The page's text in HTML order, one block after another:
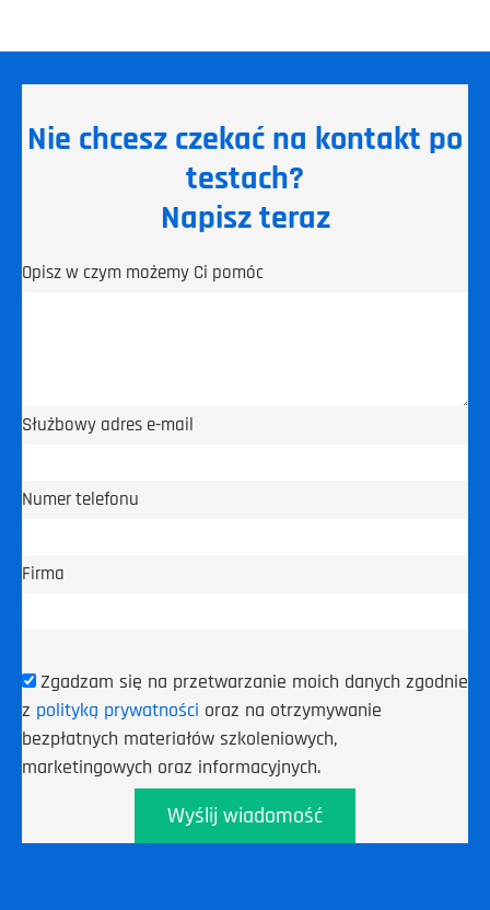
Nie chcesz czekać na kontakt po
testach?
Napisz teraz
Opisz w czym możemy Ci pomóc
Służbowy adres e-mail
Numer telefonu
Firma
Zgadzam się na przetwarzanie moich danych zgodnie
z polityką prywatności oraz na otrzymywanie
bezpłatnych materiałów szkoleniowych,
marketingowych oraz informacyjnych.
Wyślij wiadomość